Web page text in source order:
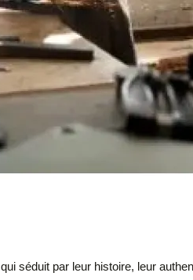
séduit par leur histoire, leur